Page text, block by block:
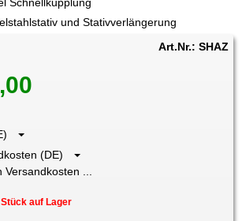
und Stativverlängerung
Art.Nr.: SHAZ
(DE)
...
auf Lager